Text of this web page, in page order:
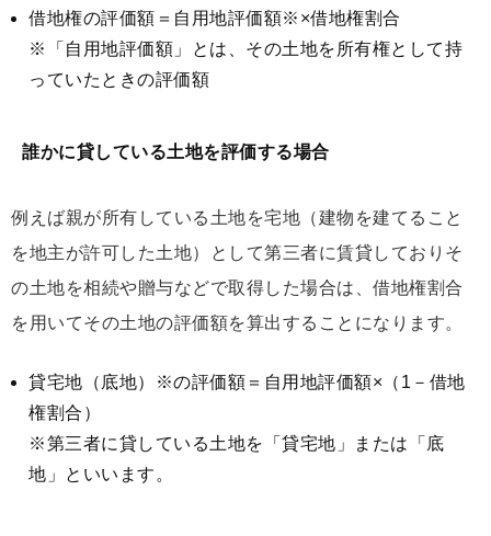
借地権の評価額＝自用地評価額※×借地権割合
※「自用地評価額」とは、その土地を所有権として持
っていたときの評価額
誰かに貸している土地を評価する場合
例えば親が所有している土地を宅地（建物を建てること
を地主が許可した土地）として第三者に賃貸しておりそ
の土地を相続や贈与などで取得した場合は、借地権割合
を用いてその土地の評価額を算出することになります。
貸宅地（底地）※の評価額＝自用地評価額×（1－借地
権割合）
※第三者に貸している土地を「貸宅地」または「底
地」といいます。